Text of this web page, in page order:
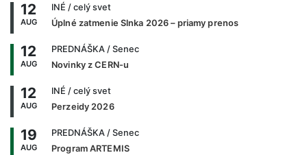
12
AUG
INÉ / celý svet
Úplné zatmenie Slnka 2026 – priamy prenos
12
AUG
PREDNÁŠKA / Senec
Novinky z CERN-u
12
AUG
INÉ / celý svet
Perzeidy 2026
19
AUG
PREDNÁŠKA / Senec
Program ARTEMIS